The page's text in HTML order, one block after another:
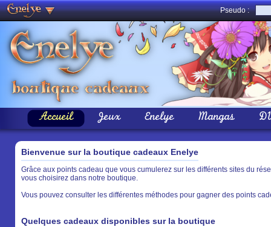
Pseudo :
Accueil Jeux Enelye Mangas
Bienvenue sur la boutique cadeaux Enelye
Grâce aux points cadeau que vous cumulerez sur les différents sites du
vous choisirez dans notre boutique.
Vous pouvez consulter les différentes méthodes pour gagner des points
Quelques cadeaux disponibles sur la boutique